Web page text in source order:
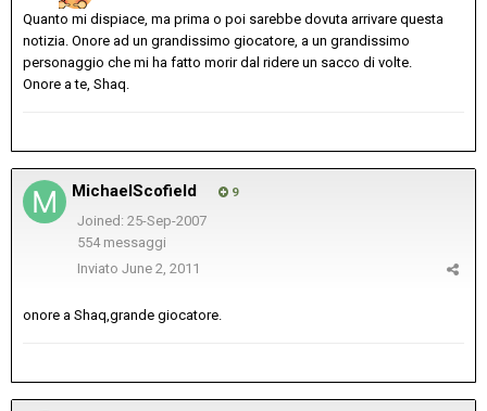
Quanto mi dispiace, ma prima o poi sarebbe dovuta arrivare questa
notizia. Onore ad un grandissimo giocatore, a un grandissimo
personaggio che mi ha fatto morir dal ridere un sacco di volte.
Onore a te, Shaq.
MichaelScofield 9
Joined: 25-Sep-2007
554 messaggi
Inviato June 2, 2011
onore a Shaq,grande giocatore.